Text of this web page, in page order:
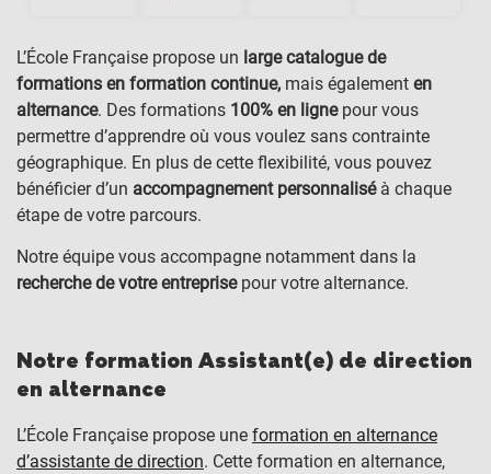
L’École Française propose un large catalogue de
formations en formation continue, mais également en
alternance. Des formations 100% en lignepour vous
permettre d’apprendre où vous voulez sans contrainte
géographique. En plus de cette flexibilité, vous pouvez
bénéficier d’un accompagnement personnalisé à chaque
étape de votre parcours.
Notre équipe vous accompagne notamment dans la
recherche de votre entreprisepour votre alternance.
Notre formation Assistant(e) de direction
en alternance
L’École Française propose une formation en alternance
d’assistante de direction. Cette formation en alternance,